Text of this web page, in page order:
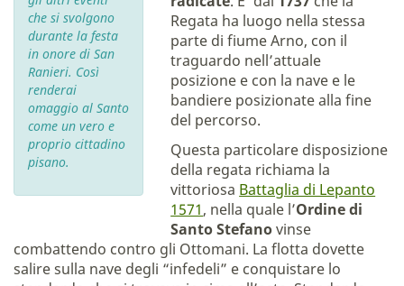
che si svolgono
durante la festa
in onore di San
Ranieri. Così
renderai
omaggio al Santo
come un vero e
proprio cittadino
pisano.
Regata ha luogo nella stessa
parte di fiume Arno, con il
traguardo nell’attuale
posizione e con la nave e le
bandiere posizionate alla fine
del percorso.
Questa particolare disposizione
della regata richiama la
vittoriosa Battaglia di Lepanto
1571, nella quale l’Ordine di
Santo Stefanovinse
combattendo contro gli Ottomani. La flotta dovette
salire sulla nave degli “infedeli” e conquistare lo